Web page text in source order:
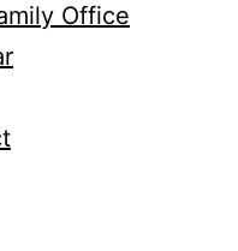
Office